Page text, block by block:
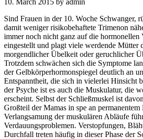
Sind Frauen in der 10. Woche Schwanger,
damit weniger risikobehaftete Trimenon
immer noch nicht ganz auf die hormonellen
eingestellt und plagt viele werdende Mütter
morgendlicher Übelkeit oder geruchlicher
Trotzdem schwächen sich die Symptome
der Gelbkörperhormonspiegel deutlich an
Entspanntheit, die sich in vielerlei Hinsicht
der Psyche ist es auch die Muskulatur, die
erscheint. Selbst der Schließmuskel ist
Großteil der Mamas in spe an
Verlangsamung der muskulären Abläufe
Verdauungsproblemen. Verstopfungen,
Durchfall treten häufig in dieser Phase der